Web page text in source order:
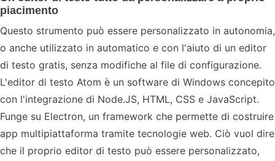
piacimento
Questo strumento può essere personalizzato in autonomia,
o anche utilizzato in automatico e con l'aiuto di un editor
di testo gratis, senza modifiche al file di configurazione.
L'editor di testo Atom è un software di Windows concepito
con l'integrazione di Node.JS, HTML, CSS e JavaScript.
Funge su Electron, un framework che permette di costruire
app multipiattaforma tramite tecnologie web. Ciò vuol dire
che il proprio editor di testo può essere personalizzato,